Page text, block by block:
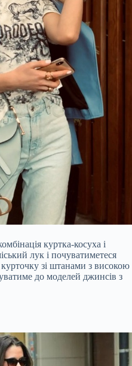
куртка-косуха і
лук і почуватиметеся
зі штанами з високою
до моделей джинсів з